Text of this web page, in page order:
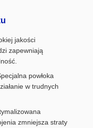
jakości
zapewniają
powłoka
w trudnych
zmniejsza straty